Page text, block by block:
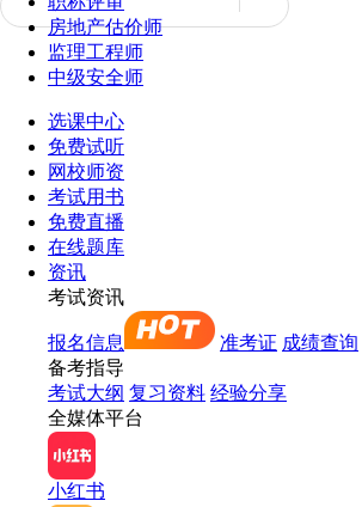
房地产估价师
监理工程师
中级安全师
选课中心
免费试听
网校师资
考试用书
免费直播
在线题库
资讯
考试资讯
报名信息 准考证 成绩查询
备考指导
考试大纲 复习资料 经验分享
全媒体平台
小红书